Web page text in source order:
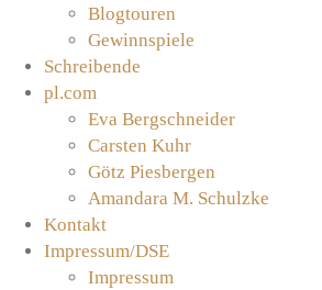
Blogtouren
Gewinnspiele
Schreibende
pl.com
Eva Bergschneider
Carsten Kuhr
Götz Piesbergen
Amandara M. Schulzke
Kontakt
Impressum/DSE
Impressum